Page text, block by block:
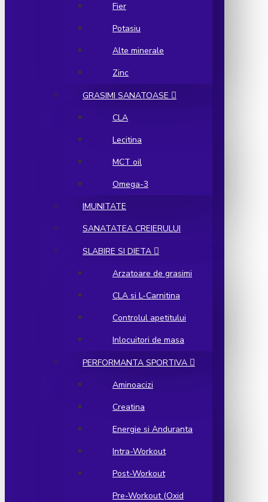
Fier
Potasiu
Alte minerale
Zinc
GRASIMI SANATOASE
CLA
Lecitina
MCT oil
Omega-3
IMUNITATE
SANATATEA CREIERULUI
SLABIRE SI DIETA
Arzatoare de grasimi
CLA si L-Carnitina
Controlul apetitului
Inlocuitori de masa
PERFORMANTA SPORTIVA
Aminoacizi
Creatina
Energie si Anduranta
Intra-Workout
Post-Workout
Pre-Workout (Oxid